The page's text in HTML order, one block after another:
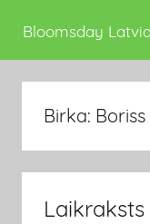
Bloomsday Latvia
Birka: Boriss